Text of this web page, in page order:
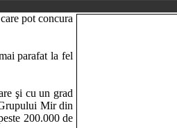
pot concura
parafat la fel
şi cu un grad
Mir din
200.000 de